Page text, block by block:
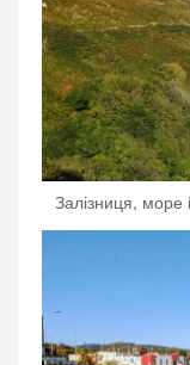
Залізниця, море